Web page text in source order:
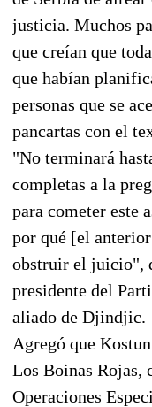
justicia. Muchos
que creían que
que habían
personas que se
pancartas con el
"No terminará
completas a la
para cometer este
por qué [el
obstruir el juicio",
presidente del
aliado de Djindjic.
Agregó que
Los Boinas Rojas,
Operaciones